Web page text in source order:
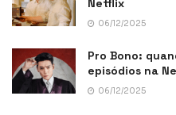
Netflix
06/12/2025
Pro Bono:
episódios na
06/12/2025